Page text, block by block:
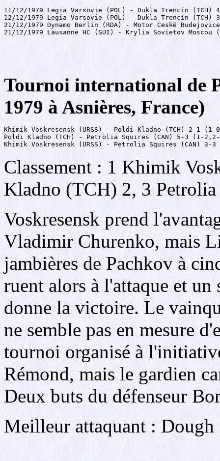
11/12/1979 Legia Varsovie (POL) - Dukla Trencín
12/12/1979 Legia Varsovie (POL) - Dukla Trencín
21/12/1979 Dynamo Berlin (RDA) - Motor Ceské
21/12/1979 Lausanne HC (SUI) - Krylia Sovietov Moscou
Tournoi international de
1979 à Asnières, France)
Khimik Voskresensk (URSS) - Poldi Kladno (TCH) 2-1
Poldi Kladno (TCH) - Petrolia Squires (CAN) 5-3 (1-
Khimik Voskresensk (URSS) - Petrolia Squires (CAN) 3-
Classement : 1 Khimik
Kladno (TCH) 2, 3
Voskresensk prend
Vladimir Churenko, mais
jambières de Pachkov à
ruent alors à l'attaque et
donne la victoire. Le
ne semble pas en mesure
tournoi organisé à
Rémond, mais le gardien
Deux buts du défenseur
Meilleur attaquant :